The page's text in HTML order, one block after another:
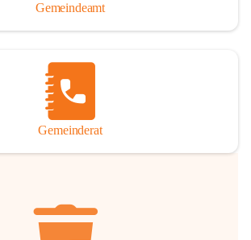
Gemeindeamt
Gemeinderat